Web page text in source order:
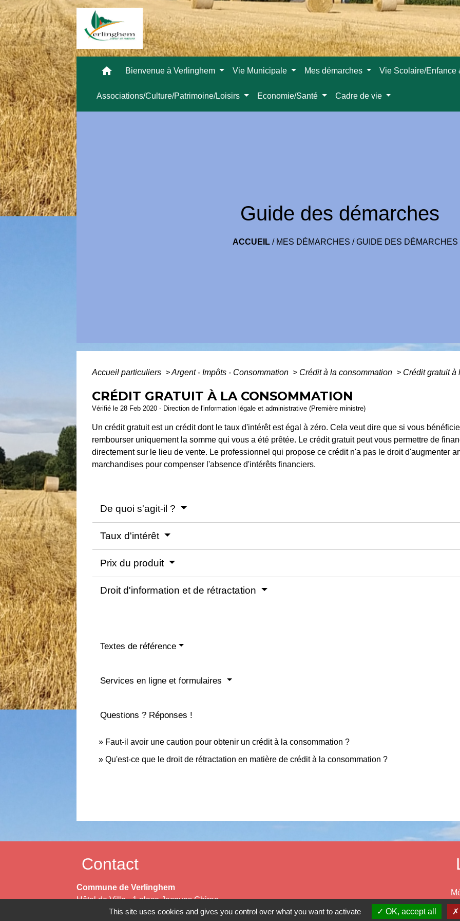
home Bienvenue à Verlinghem Vie Municipale Mes démarches Vie Scolaire/Enfance
Associations/Culture/Patrimoine/Loisirs Economie/Santé Cadre de vie
Guide des démarches
ACCUEIL/ MES DÉMARCHES /GUIDE DES DÉMARCHES
Accueil particuliers > Argent - Impôts - Consommation > Crédit à la consommation > Crédit gratuit à
CRÉDIT GRATUIT À LA CONSOMMATION
Vérifié le 28 Feb 2020 - Direction de l'information légale et administrative (Première ministre)
Un crédit gratuit est un crédit dont le taux d'intérêt est égal à zéro. Cela veut dire que si vous
rembourser uniquement la somme qui vous a été prêtée. Le crédit gratuit peut vous permettre de
directement sur le lieu de vente. Le professionnel qui propose ce crédit n'a pas le droit d'augmenter
marchandises pour compenser l'absence d'intérêts financiers.
De quoi s'agit-il ?
Taux d'intérêt
Prix du produit
Droit d'information et de rétractation
Textes de référence
Services en ligne et formulaires
Questions ? Réponses !
Faut-il avoir une caution pour obtenir un crédit à la consommation ?
Qu'est-ce que le droit de rétractation en matière de crédit à la consommation ?
Contact
Commune de Verlinghem
Hôtel de Ville - 1 place Jacques Chirac
59237 Verlinghem - FRANCE
This site uses cookies and gives you control over what you want to activate OK, accept all